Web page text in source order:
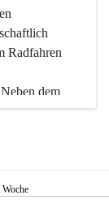
Radfahren
dem
Unterberg
oder